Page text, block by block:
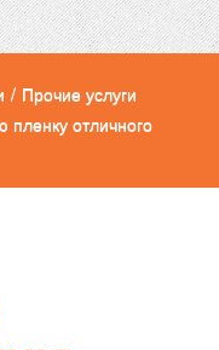
/ Прочие услуги
отличного